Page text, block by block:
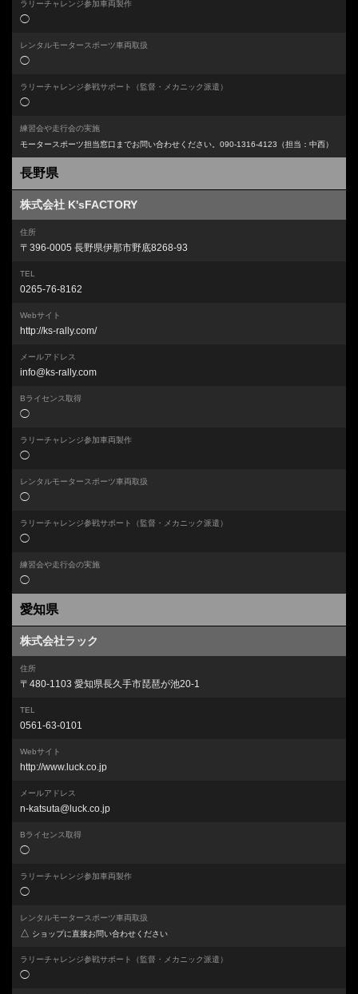
ラリーチャレンジ参加車両製作
◯
レンタルモータースポーツ車両取扱
◯
ラリーチャレンジ参戦サポート （監督・メカニック派遣）
◯
練習会や走行会の実施
モータースポーツ担当窓口までお問い合わせください。090-1316-4123（担当：中西）
長野県
株式会社 K'sFACTORY
住所
〒396-0005 長野県伊那市野底8268-93
TEL
0265-76-8162
Webサイト
http://ks-rally.com/
メールアドレス
info@ks-rally.com
Bライセンス取得
◯
ラリーチャレンジ参加車両製作
◯
レンタルモータースポーツ車両取扱
◯
ラリーチャレンジ参戦サポート （監督・メカニック派遣）
◯
練習会や走行会の実施
◯
愛知県
株式会社ラック
住所
〒480-1103 愛知県長久手市琵琶が池20-1
TEL
0561-63-0101
Webサイト
http://www.luck.co.jp
メールアドレス
n-katsuta@luck.co.jp
Bライセンス取得
◯
ラリーチャレンジ参加車両製作
◯
レンタルモータースポーツ車両取扱
△ ショップに直接お問い合わせください
ラリーチャレンジ参戦サポート （監督・メカニック派遣）
◯